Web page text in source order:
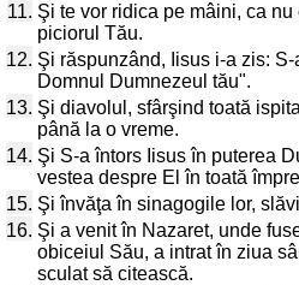
11. Şi te vor ridica pe mâini, ca
piciorul Tău.
12. Şi răspunzând, Iisus i-a zis:
Domnul Dumnezeul tău".
13. Şi diavolul, sfârşind toată
până la o vreme.
14. Şi S-a întors Iisus în puterea
vestea despre El în toată
15. Şi învăţa în sinagogile lor,
16. Şi a venit în Nazaret, unde
obiceiul Său, a intrat în ziua
sculat să citească.